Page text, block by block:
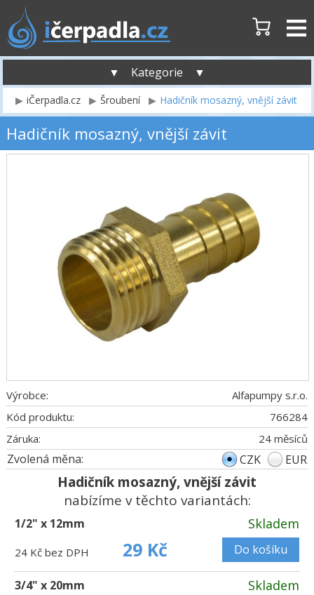
▼ Kategorie ▼
iČerpadla.cz Šroubení Hadičník mosazný, vnější závit
Hadičník mosazný, vnější závit
Výrobce:
Alfapumpy s.r.o.
Kód produktu:
766284
Záruka:
24 měsíců
Zvolená měna: CZK EUR
Hadičník mosazný, vnější závit
nabízíme v těchto variantách:
1/2" x 12mm Skladem
24 Kč bez DPH 29 Kč Do košíku
3/4" x 20mm Skladem